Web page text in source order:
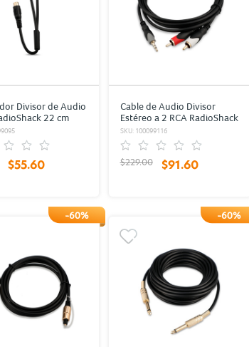
Divisor de Audio
22 cm
$55.60
Cable de Audio Divisor
Estéreo a 2 RCA RadioShack
1.8 m Plástico
SKU: 100099116
$229.00 $91.60
-60% -60%